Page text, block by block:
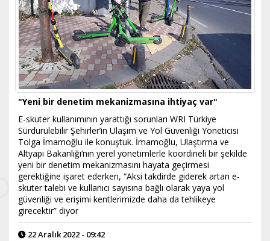
"Yeni bir denetim mekanizmasına ihtiyaç var"
E-skuter kullanımının yarattığı sorunları WRI Türkiye
Sürdürülebilir Şehirler’in Ulaşım ve Yol Güvenliği Yöneticisi
Tolga İmamoğlu ile konuştuk. İmamoğlu, Ulaştırma ve
Altyapı Bakanlığı’nın yerel yönetimlerle koordineli bir şekilde
yeni bir denetim mekanizmasını hayata geçirmesi
gerektiğine işaret ederken, “Aksi takdirde giderek artan e-
skuter talebi ve kullanıcı sayısına bağlı olarak yaya yol
güvenliği ve erişimi kentlerimizde daha da tehlikeye
girecektir” diyor
22 Aralık 2022 - 09:42